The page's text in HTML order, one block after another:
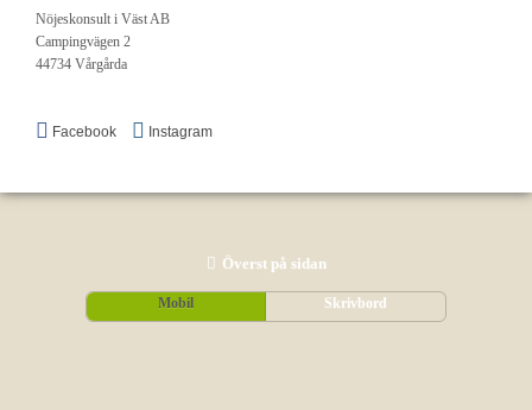
Nöjeskonsult i Väst AB
Campingvägen 2
44734 Vårgårda
Facebook Instagram
Överst på sidan
Mobil Skrivbord